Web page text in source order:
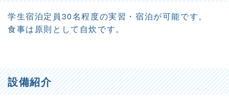
学生宿泊定員30名程度の実習・宿泊が可能です。
食事は原則として自炊です。
設備紹介